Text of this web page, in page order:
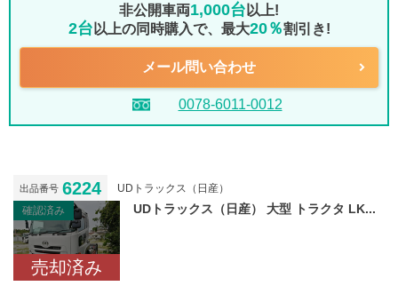
非公開車両1,000台 以上!
2台 以上の同時購入で、最大20％割引き!
メール問い合わせ
0078-6011-0012
出品番号 6224
UDトラックス（日産）
確認済み
売却済み
UDトラックス（日産） 大型 トラクタ LK...